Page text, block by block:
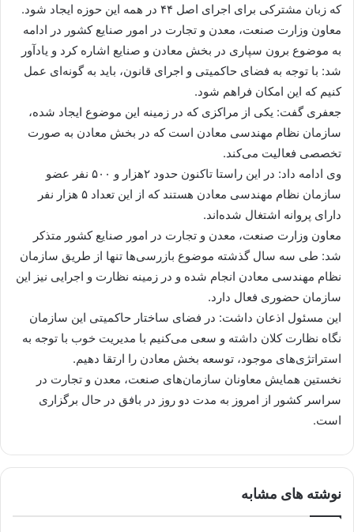
که زبان مشترکی برای اجرای اصل ۴۴ در همه این حوزه ایجاد شود.
معاون وزارت صنعت، معدن و تجارت در امور صنایع کشور در ادامه
به موضوع برون سپاری در بخش معادن و صنایع اشاره کرد و یادآور
شد: با توجه به فضای حاکمیتی و اجرای قانون، باید به گونه‌ای عمل
کنیم که این امکان فراهم شود.
جعفری گفت: یکی از مراکزی که در زمینه این موضوع ایجاد شده،
سازمان نظام مهندسی معادن است که در بخش معادن به صورت
تخصصی فعالیت می‌کند.
وی ادامه داد: در این راستا تاکنون حدود ۲هزار و ۵۰۰ نفر عضو
سازمان نظام مهندسی معادن هستند که از این تعداد ۵ هزار نفر
دارای پروانه اشتغال شده‌اند.
معاون وزارت صنعت، معدن و تجارت در امور صنایع کشور متذکر
شد: طی سه سال گذشته موضوع بازرسی‌ها تنها از طریق سازمان
نظام مهندسی معادن انجام شده و در زمینه نظارت و اجرایی نیز این
سازمان حضوری فعال دارد.
این مسئول اذعان داشت: در فضای ساختار حاکمیتی این سازمان
نگاه نظارت کلان داشته و سعی می‌کنیم با مدیریت خوب با توجه به
استراتژی‌های موجود، توسعه‌ بخش معادن را ارتقا دهیم.
نخستین همایش معاونان سازمان‌های صنعت، معدن و تجارت در
سراسر کشور از امروز به مدت دو روز در بافق در حال برگزاری
است.
نوشته های مشابه